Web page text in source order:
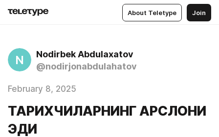
About Teletype Join
N
Nodirbek Abdulaxatov
@nodirjonabdulahatov
February 8, 2025
ТАРИХЧИЛАРНИНГ АРСЛОНИ
ЭДИ